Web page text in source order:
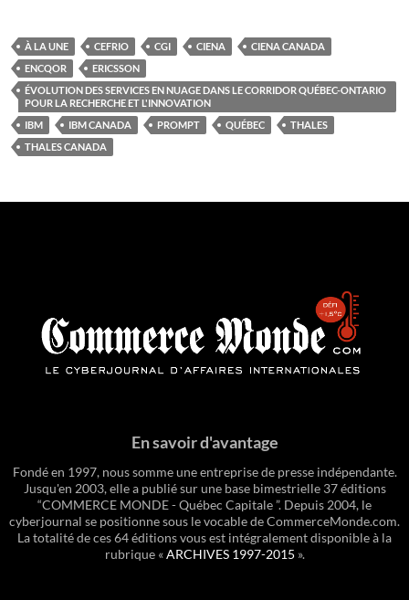
À LA UNE CEFRIO CGI CIENA
CIENA CANADA
ENCQOR
ERICSSON
ÉVOLUTION DES SERVICES EN NUAGE DANS LE CORRIDOR QUÉBEC-ONTARIO
POUR LA RECHERCHE ET L'INNOVATION
IBM
IBM CANADA PROMPT QUÉBEC
THALES
THALES CANADA
En savoir d'avantage
Fondé en 1997, nous somme une entreprise de presse indépendante.
Jusqu'en 2003, elle a publié sur une base bimestrielle 37 éditions
“COMMERCE MONDE - Québec Capitale ”. Depuis 2004, le
cyberjournal se positionne sous le vocable de CommerceMonde.com.
La totalité de ces 64 éditions vous est intégralement disponible à la
rubrique «ARCHIVES 1997-2015 ».